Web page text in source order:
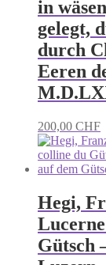
in
gelegt,
durch
Eeren
200,00 CHF
Hegi,
Gütsch